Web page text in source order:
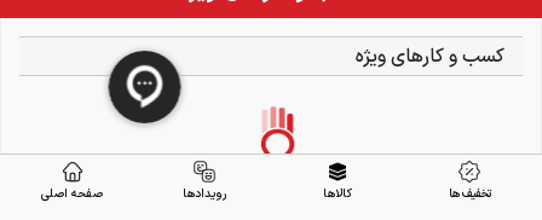
کسب و کارهای ویژه
تخفیف ها کالاها رویدادها صفحه اصلی